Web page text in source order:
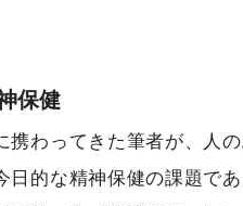
保健
携わってきた筆者が、人
日的な精神保健の課題で